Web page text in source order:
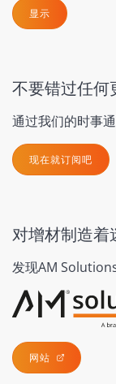
显示
不要错过任何
通过我们的时事
现在就订阅吧
对增材制造着
发现AM
网站